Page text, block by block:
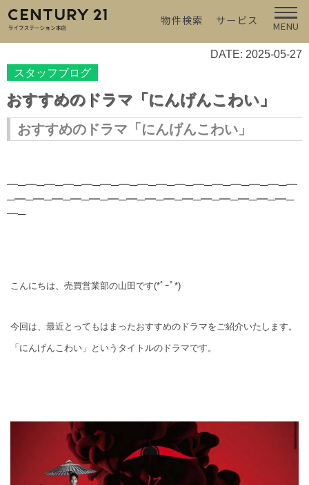
物件検索 サービス MENU
DATE: 2025-05-27
スタッフブログ
おすすめのドラマ「にんげんこわい」
おすすめのドラマ「にんげんこわい」
━─━─━─━─━─━─━─━─━─━─━─━─━─━─━─━
─━─━─━─━─━─━─━─━─━─━─━─━─━─━─━─
━─
こんにちは、売買営業部の山田です(*ﾟｰﾟ*)
今回は、最近とってもはまったおすすめのドラマをご紹介いたします。
「にんげんこわい」というタイトルのドラマです。